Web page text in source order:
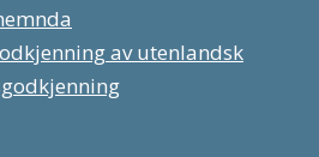
av utenlandsk